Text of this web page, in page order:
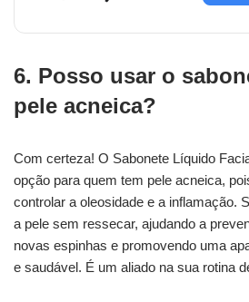
6. Posso usar o
pele acneica?
Com certeza! O Sabonete Líquido
opção para quem tem pele acneica,
controlar a oleosidade e a inflamação.
a pele sem ressecar, ajudando a
novas espinhas e promovendo uma
e saudável. É um aliado na sua rotina